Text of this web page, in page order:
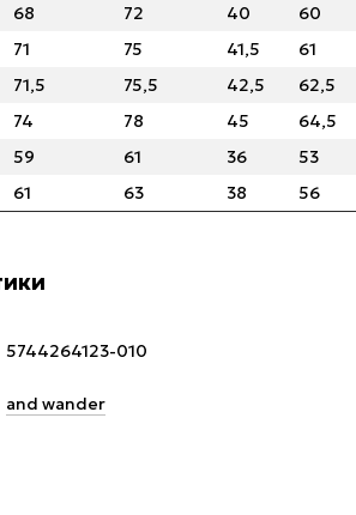
68 72 40
60
71 75 41,5
61
71,5 75,5 42,5
62,5
74 78 45
64,5
59 61 36
53
61 63 38 56
5744264123-010
and wander